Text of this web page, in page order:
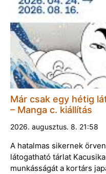
Már csak egy hétig
– Manga c. kiállítás
2026. augusztus. 8. 21:58
A hatalmas sikernek
látogatható tárlat
munkásságát a kortárs